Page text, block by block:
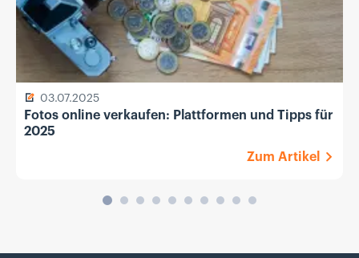
03.07.2025
Fotos online verkaufen: Plattformen und Tipps für
2025
Zum Artikel